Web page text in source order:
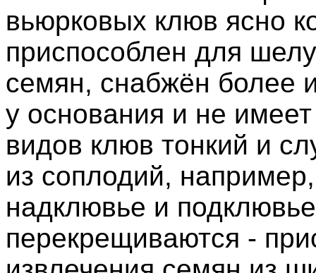
вьюрковых клюв ясно
приспособлен для
семян, снабжён более
у основания и не
видов клюв тонкий и
из соплодий,
надклювье и
перекрещиваются -